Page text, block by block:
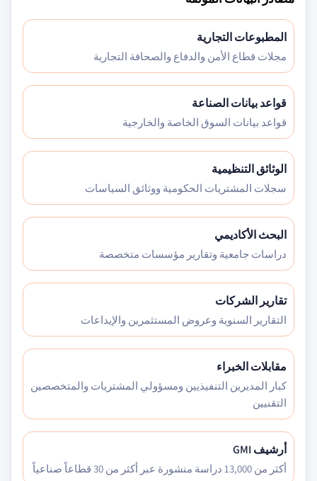
المطبوعات التجارية
مجلات قطاع الأمن والدفاع والصحافة التجارية
قواعد بيانات الصناعة
قواعد بيانات السوق الخاصة والخارجية
الوثائق التنظيمية
سجلات المشتريات الحكومية ووثائق السياسات
البحث الأكاديمي
دراسات جامعية وتقارير مؤسسات متخصصة
تقارير الشركات
التقارير السنوية وعروض المستثمرين والإيداعات
مقابلات الخبراء
كبار المديرين التنفيذيين ومسؤولي المشتريات والمتخصصين
التقنيين
أرشيف GMI
أكثر من 13,000 دراسة منشورة عبر أكثر من 30 قطاعاً صناعياً